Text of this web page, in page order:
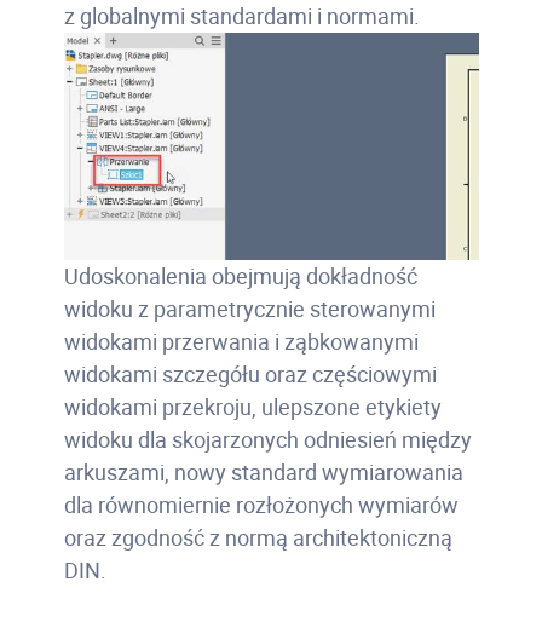
z globalnymi standardami i normami.
Udoskonalenia obejmują dokładność
widoku z parametrycznie sterowanymi
widokami przerwania i ząbkowanymi
widokami szczegółu oraz częściowymi
widokami przekroju, ulepszone etykiety
widoku dla skojarzonych odniesień między
arkuszami, nowy standard wymiarowania
dla równomiernie rozłożonych wymiarów
oraz zgodność z normą architektoniczną
DIN.